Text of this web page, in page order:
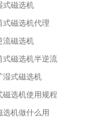
式磁选机
式磁选机代理
流磁选机
式磁选机半逆流
湿式磁选机
磁选机使用规程
选机做什么用